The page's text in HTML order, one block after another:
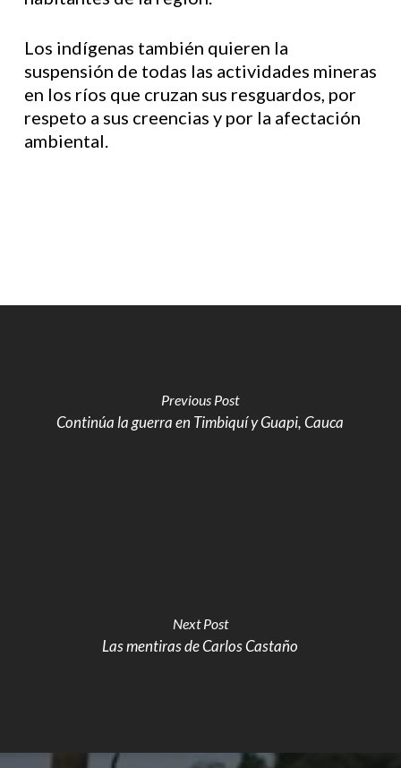
Los indígenas también quieren la
suspensión de todas las actividades mineras
en los ríos que cruzan sus resguardos, por
respeto a sus creencias y por la afectación
ambiental.
Previous Post
Continúa la guerra en Timbiquí y Guapi, Cauca
Next Post
Las mentiras de Carlos Castaño